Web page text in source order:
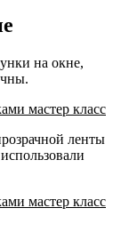
на окне,
ленты